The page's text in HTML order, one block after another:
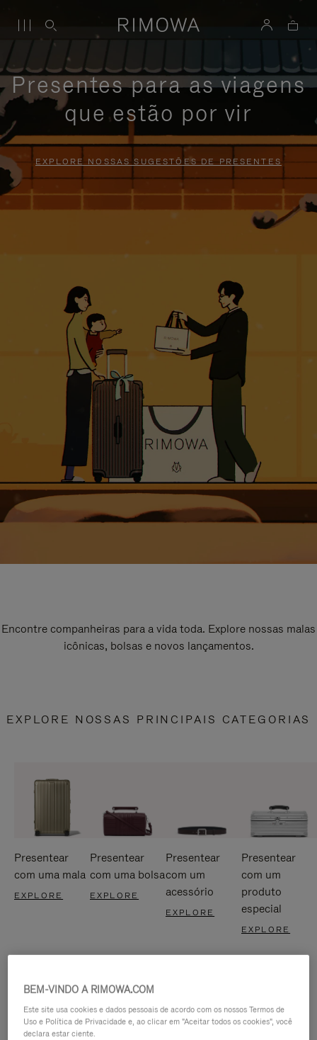
Presentes para as viagens
que estão por vir
EXPLORE NOSSAS SUGESTÕES DE PRESENTES
Encontre companheiras para a vida toda. Explore nossas malas
icônicas, bolsas e novos lançamentos.
EXPLORE NOSSAS PRINCIPAIS CATEGORIAS
Presentear
com uma mala
EXPLORE
Presentear
com uma bolsa
EXPLORE
Presentear
com um
acessório
EXPLORE
Presentear
com um
produto
especial
EXPLORE
BEM-VINDO A RIMOWA.COM
Este site usa cookies e dados pessoais de acordo com os nossos Termos de
Uso e Política de Privacidade e, ao clicar em "Aceitar todos os cookies", você
declara estar ciente.